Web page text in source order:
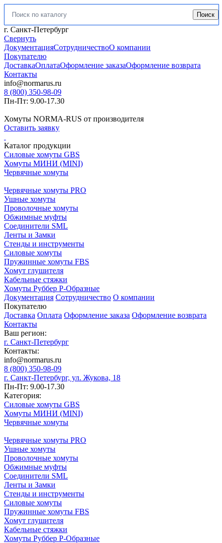
Искать: Поиск
г. Санкт-Петербург
Свернуть
ДокументацияСотрудничествоО компании
Покупателю
ДоставкаОплатаОформление заказаОформление возврата
Контакты
info@normarus.ru
8 (800) 350-98-09
Пн-Пт: 9.00-17.30
Хомуты NORMA-RUS от производителя
Оставить заявку
Каталог продукции
Силовые хомуты GBS
Хомуты МИНИ (MINI)
Червячные хомуты
Червячные хомуты PRO
Ушные хомуты
Проволочные хомуты
Обжимные муфты
Соединители SML
Ленты и Замки
Стенды и инструменты
Силовые хомуты
Пружинные хомуты FBS
Хомут глушителя
Кабельные стяжки
Хомуты Руббер Р-Образные
Документация Сотрудничество О компании
Покупателю
Доставка Оплата Оформление заказа Оформление возврата
Контакты
Ваш регион:
г. Санкт-Петербург
Контакты:
info@normarus.ru
8 (800) 350-98-09
г. Санкт-Петербург, ул. Жукова, 18
Пн-Пт: 9.00-17.30
Категория:
Силовые хомуты GBS
Хомуты МИНИ (MINI)
Червячные хомуты
Червячные хомуты PRO
Ушные хомуты
Проволочные хомуты
Обжимные муфты
Соединители SML
Ленты и Замки
Стенды и инструменты
Силовые хомуты
Пружинные хомуты FBS
Хомут глушителя
Кабельные стяжки
Хомуты Руббер Р-Образные